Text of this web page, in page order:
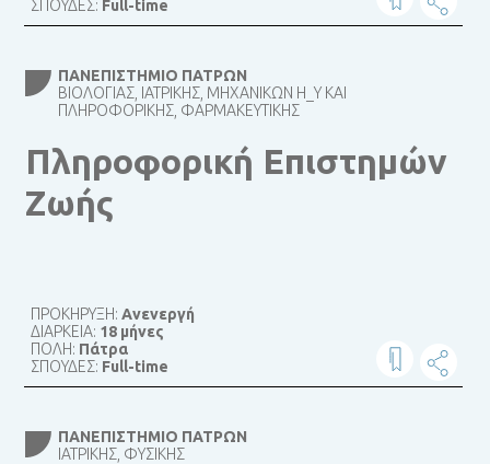
ΣΠΟΥΔΕΣ: Full-time
ΠΑΝΕΠΙΣΤΉΜΙΟ ΠΑΤΡΏΝ
ΒΙΟΛΟΓΊΑΣ, ΙΑΤΡΙΚΉΣ, ΜΗΧΑΝΙΚΏΝ Η_Υ ΚΑΙ
ΠΛΗΡΟΦΟΡΙΚΉΣ, ΦΑΡΜΑΚΕΥΤΙΚΉΣ
Πληροφορική Επιστημών
Ζωής
ΠΡΟΚΗΡΥΞΗ:Ανενεργή
ΔΙΑΡΚΕΙΑ: 18 μήνες
ΠΟΛΗ: Πάτρα
ΣΠΟΥΔΕΣ: Full-time
ΠΑΝΕΠΙΣΤΉΜΙΟ ΠΑΤΡΏΝ
ΙΑΤΡΙΚΉΣ, ΦΥΣΙΚΉΣ